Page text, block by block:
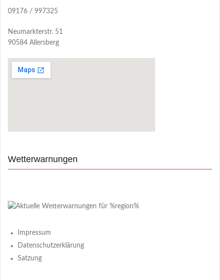
09176 / 997325
Neumarkterstr. 51
90584 Allersberg
Wetterwarnungen
Impressum
Datenschutzerklärung
Satzung